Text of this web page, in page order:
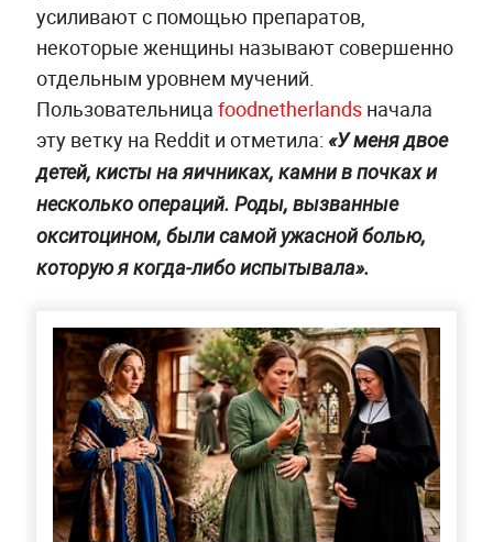
усиливают с помощью препаратов,
некоторые женщины называют совершенно
отдельным уровнем мучений.
Пользовательница foodnetherlandsначала
эту ветку на Reddit и отметила: «У меня двое
детей, кисты на яичниках, камни в почках и
несколько операций. Роды, вызванные
окситоцином, были самой ужасной болью,
которую я когда-либо испытывала».